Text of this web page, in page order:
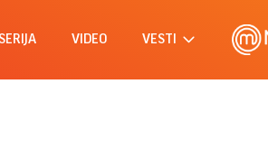
SERIJA VIDEO VESTI